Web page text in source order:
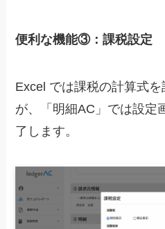
便利な機能③：課税設定
Excel では課税の計算式
が、「明細AC」では設定
了します。